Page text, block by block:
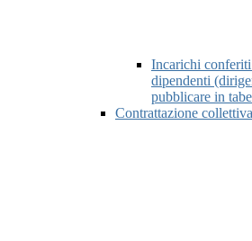
Incarichi
dipendenti
pubblicare in
Contrattazione collettiva